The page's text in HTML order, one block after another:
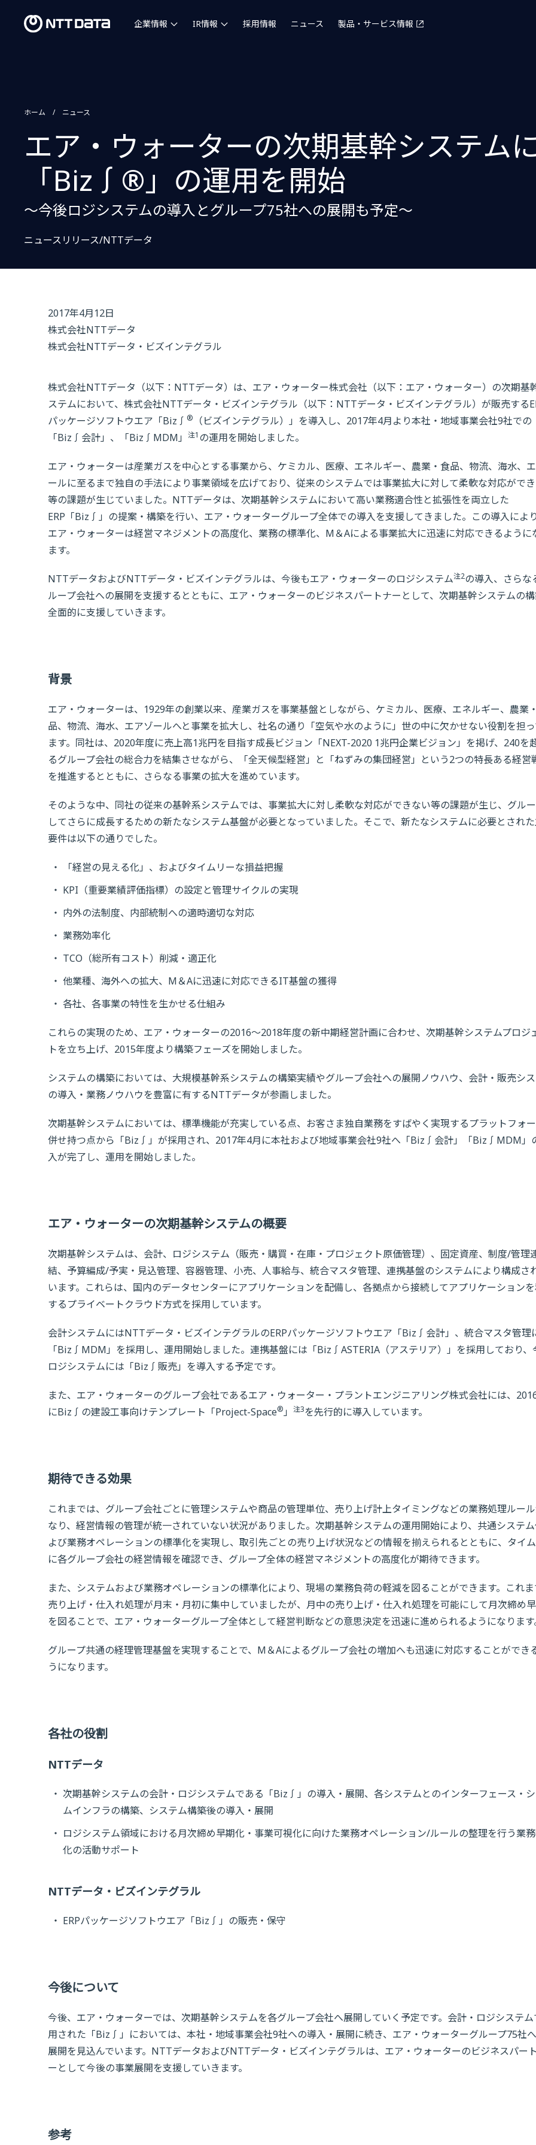
企業情報 IR情報 採用情報 ニュース 製品・サービス情報
ホーム ニュース
エア・ウォーターの次期基幹システムに
「Biz∫®」の運用を開始
～今後ロジシステムの導入とグループ75社への展開も予定～
ニュースリリース/NTTデータ
2017年4月12日
株式会社NTTデータ
株式会社NTTデータ・ビズインテグラル
株式会社NTTデータ（以下：NTTデータ）は、エア・ウォーター株式会社（以下：エア・ウォーター）の次期基
ステムにおいて、株式会社NTTデータ・ビズインテグラル（以下：NTTデータ・ビズインテグラル）が販売する
パッケージソフトウエア「Biz∫ ®
（ビズインテグラル）」を導入し、2017年4月より本社・地域事業会社9社での
「Biz∫会計」、「Biz∫MDM」 注1 の運用を開始しました。
エア・ウォーターは産業ガスを中心とする事業から、ケミカル、医療、エネルギー、農業・食品、物流、海水、
ールに至るまで独自の手法により事業領域を広げており、従来のシステムでは事業拡大に対して柔軟な対応がで
等の課題が生じていました。NTTデータは、次期基幹システムにおいて高い業務適合性と拡張性を両立した
ERP「Biz∫」の提案・構築を行い、エア・ウォーターグループ全体での導入を支援してきました。この導入により
エア・ウォーターは経営マネジメントの高度化、業務の標準化、M＆Aによる事業拡大に迅速に対応できるように
ます。
NTTデータおよびNTTデータ・ビズインテグラルは、今後もエア・ウォーターのロジシステム注2の導入、さらな
ループ会社への展開を支援するとともに、エア・ウォーターのビジネスパートナーとして、次期基幹システムの
全面的に支援していきます。
背景
エア・ウォーターは、1929年の創業以来、産業ガスを事業基盤としながら、ケミカル、医療、エネルギー、農業
品、物流、海水、エアゾールへと事業を拡大し、社名の通り「空気や水のように」世の中に欠かせない役割を担
ます。同社は、2020年度に売上高1兆円を目指す成長ビジョン「NEXT-2020 1兆円企業ビジョン」を掲げ、240を
るグループ会社の総合力を結集させながら、「全天候型経営」と「ねずみの集団経営」という2つの特長ある経営
を推進するとともに、さらなる事業の拡大を進めています。
そのような中、同社の従来の基幹系システムでは、事業拡大に対し柔軟な対応ができない等の課題が生じ、グル
してさらに成長するための新たなシステム基盤が必要となっていました。そこで、新たなシステムに必要とされ
要件は以下の通りでした。
「経営の見える化」、およびタイムリーな損益把握
KPI（重要業績評価指標）の設定と管理サイクルの実現
内外の法制度、内部統制への適時適切な対応
業務効率化
TCO（総所有コスト）削減・適正化
他業種、海外への拡大、M＆Aに迅速に対応できるIT基盤の獲得
各社、各事業の特性を生かせる仕組み
これらの実現のため、エア・ウォーターの2016～2018年度の新中期経営計画に合わせ、次期基幹システムプロジ
トを立ち上げ、2015年度より構築フェーズを開始しました。
システムの構築においては、大規模基幹系システムの構築実績やグループ会社への展開ノウハウ、会計・販売シ
の導入・業務ノウハウを豊富に有するNTTデータが参画しました。
次期基幹システムにおいては、標準機能が充実している点、お客さま独自業務をすばやく実現するプラットフォ
併せ持つ点から「Biz∫」が採用され、2017年4月に本社および地域事業会社9社へ「Biz∫会計」「Biz∫MDM」
入が完了し、運用を開始しました。
エア・ウォーターの次期基幹システムの概要
次期基幹システムは、会計、ロジシステム（販売・購買・在庫・プロジェクト原価管理）、固定資産、制度/管理
結、予算編成/予実・見込管理、容器管理、小売、人事給与、統合マスタ管理、連携基盤のシステムにより構成さ
います。これらは、国内のデータセンターにアプリケーションを配備し、各拠点から接続してアプリケーション
するプライベートクラウド方式を採用しています。
会計システムにはNTTデータ・ビズインテグラルのERPパッケージソフトウエア「Biz∫会計」、統合マスタ管理
「Biz∫MDM」を採用し、運用開始しました。連携基盤には「Biz∫ASTERIA（アステリア）」を採用しており、
ロジシステムには「Biz∫販売」を導入する予定です。
また、エア・ウォーターのグループ会社であるエア・ウォーター・プラントエンジニアリング株式会社には、
にBiz∫の建設工事向けテンプレート「Project-Space® 」 注3を先行的に導入しています。
期待できる効果
これまでは、グループ会社ごとに管理システムや商品の管理単位、売り上げ計上タイミングなどの業務処理ルー
なり、経営情報の管理が統一されていない状況がありました。次期基幹システムの運用開始により、共通システ
よび業務オペレーションの標準化を実現し、取引先ごとの売り上げ状況などの情報を揃えられるとともに、タイ
に各グループ会社の経営情報を確認でき、グループ全体の経営マネジメントの高度化が期待できます。
また、システムおよび業務オペレーションの標準化により、現場の業務負荷の軽減を図ることができます。これ
売り上げ・仕入れ処理が月末・月初に集中していましたが、月中の売り上げ・仕入れ処理を可能にして月次締め
を図ることで、エア・ウォーターグループ全体として経営判断などの意思決定を迅速に進められるようになります
グループ共通の経理管理基盤を実現することで、M＆Aによるグループ会社の増加へも迅速に対応することができ
うになります。
各社の役割
NTTデータ
次期基幹システムの会計・ロジシステムである「Biz∫」の導入・展開、各システムとのインターフェース・
ムインフラの構築、システム構築後の導入・展開
ロジシステム領域における月次締め早期化・事業可視化に向けた業務オペレーション/ルールの整理を行う業
化の活動サポート
NTTデータ・ビズインテグラル
ERPパッケージソフトウエア「Biz∫」の販売・保守
今後について
今後、エア・ウォーターでは、次期基幹システムを各グループ会社へ展開していく予定です。会計・ロジシステ
用された「Biz∫」においては、本社・地域事業会社9社への導入・展開に続き、エア・ウォーターグループ75社
展開を見込んでいます。NTTデータおよびNTTデータ・ビズインテグラルは、エア・ウォーターのビジネスパー
ーとして今後の事業展開を支援していきます。
参考